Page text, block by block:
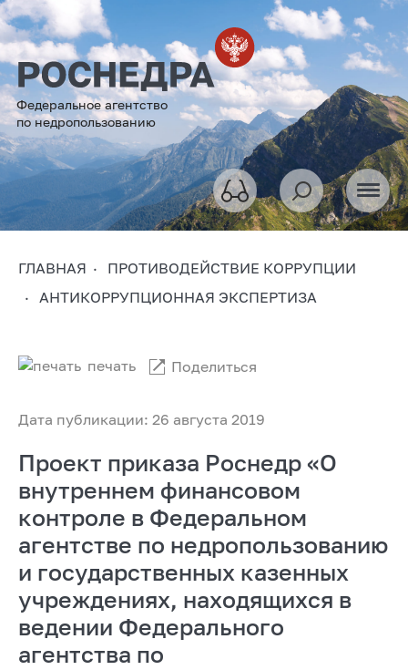
Федеральное агентство
по недропользованию
ГЛАВНАЯ
ПРОТИВОДЕЙСТВИЕ КОРРУПЦИИ
АНТИКОРРУПЦИОННАЯ ЭКСПЕРТИЗА
Дата публикации: 26 августа 2019
печать Поделиться
Проект приказа Роснедр «О
внутреннем финансовом
контроле в Федеральном
агентстве по недропользованию
и государственных казенных
учреждениях, находящихся в
ведении Федерального
агентства по